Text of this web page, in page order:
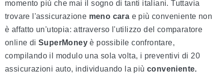
momento più che mai il sogno di tanti italiani. Tuttavia
trovare l'assicurazione meno cara e più conveniente non
è affatto un'utopia: attraverso l'utilizzo del comparatore
online diSuperMoney è possibile confrontare,
compilando il modulo una sola volta, i preventivi di 20
assicurazioni auto, individuando la più conveniente.